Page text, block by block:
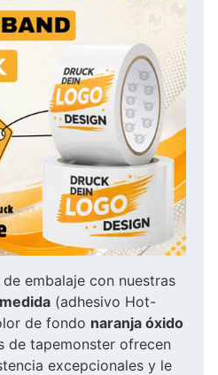
embalaje con nuestras
(adhesivo Hot-
de fondo naranja óxido
de tapemonster ofrecen
excepcionales y le